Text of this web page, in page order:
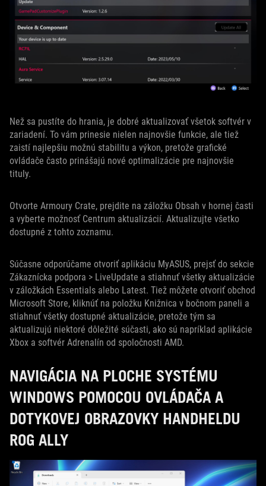
Než sa pustíte do hrania, je dobré aktualizovať všetok softvér v
zariadení. To vám prinesie nielen najnovšie funkcie, ale tiež
zaistí najlepšiu možnú stabilitu a výkon, pretože grafické
ovládače často prinášajú nové optimalizácie pre najnovšie
tituly.
Otvorte Armoury Crate, prejdite na záložku Obsah v hornej časti
a vyberte možnosť Centrum aktualizácií. Aktualizujte všetko
dostupné z tohto zoznamu.
Súčasne odporúčame otvoriť aplikáciu MyASUS, prejsť do sekcie
Zákaznícka podpora > LiveUpdate a stiahnuť všetky aktualizácie
v záložkách Essentials alebo Latest. Tiež môžete otvoriť obchod
Microsoft Store, kliknúť na položku Knižnica v bočnom paneli a
stiahnuť všetky dostupné aktualizácie, pretože tým sa
aktualizujú niektoré dôležité súčasti, ako sú napríklad aplikácie
Xbox a softvér Adrenalín od spoločnosti AMD.
NAVIGÁCIA NA PLOCHE SYSTÉMU
WINDOWS POMOCOU OVLÁDAČA A
DOTYKOVEJ OBRAZOVKY HANDHELDU
ROG ALLY